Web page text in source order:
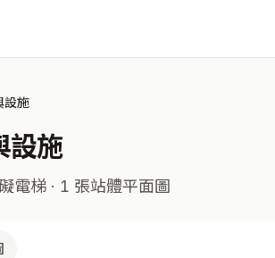
設施
設施
電梯 · 1 張站體平面圖